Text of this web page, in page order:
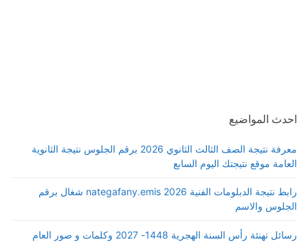
احدث المواضيع
معرفة نتيجة الصف الثالث الثانوي 2026 برقم الجلوس نتيجة الثانوية
العامة موقع نتيجتك اليوم السابع
رابط نتيجة الدبلومات الفنية 2026 nategafany.emis شغال برقم
الجلوس والاسم
رسائل تهنئة رأس السنة الهجرية 1448- 2027 وكلمات و صور العام